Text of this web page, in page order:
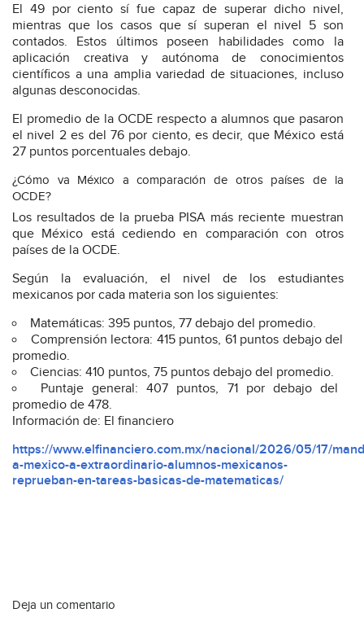
El 49 por ciento sí fue capaz de superar dicho nivel,
mientras que los casos que sí superan el nivel 5 son
contados. Estos últimos poseen habilidades como la
aplicación creativa y autónoma de conocimientos
científicos a una amplia variedad de situaciones, incluso
algunas desconocidas.
El promedio de la OCDE respecto a alumnos que pasaron
el nivel 2 es del 76 por ciento, es decir, que México está
27 puntos porcentuales debajo.
¿Cómo va México a comparación de otros países de la
OCDE?
Los resultados de la prueba PISA más reciente muestran
que México está cediendo en comparación con otros
países de la OCDE.
Según la evaluación, el nivel de los estudiantes
mexicanos por cada materia son los siguientes:
Matemáticas: 395 puntos, 77 debajo del promedio.
Comprensión lectora: 415 puntos, 61 puntos debajo del
promedio.
Ciencias: 410 puntos, 75 puntos debajo del promedio.
Puntaje general: 407 puntos, 71 por debajo del
promedio de 478.
Información de: El financiero
https://www.elfinanciero.com.mx/nacional/2026/05/17/
a-mexico-a-extraordinario-alumnos-mexicanos-
reprueban-en-tareas-basicas-de-matematicas/
Deja un comentario